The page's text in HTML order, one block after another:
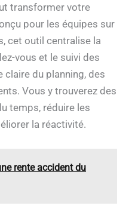
transformer votre
pour les équipes sur
cet outil centralise la
vous et le suivi des
claire du planning, des
Vous y trouverez des
temps, réduire les
la réactivité.
rente accident du